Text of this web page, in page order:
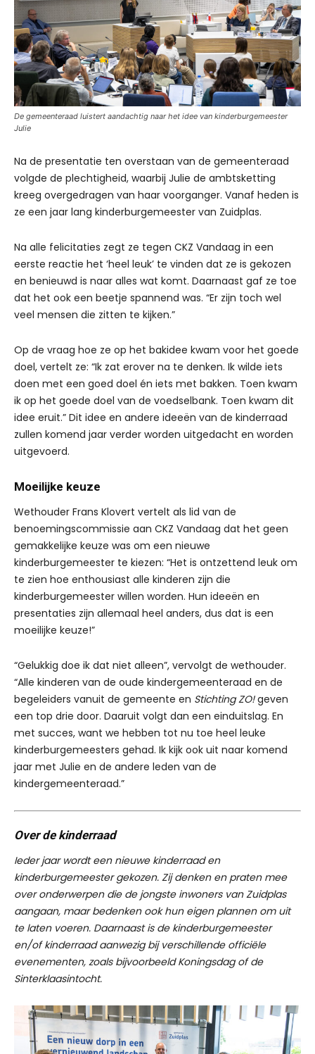
De gemeenteraad luistert aandachtig naar het idee van kinderburgemeester
Julie
Na de presentatie ten overstaan van de gemeenteraad
volgde de plechtigheid, waarbij Julie de ambtsketting
kreeg overgedragen van haar voorganger. Vanaf heden is
ze een jaar lang kinderburgemeester van Zuidplas.
Na alle felicitaties zegt ze tegen CKZ Vandaag in een
eerste reactie het ‘heel leuk’ te vinden dat ze is gekozen
en benieuwd is naar alles wat komt. Daarnaast gaf ze toe
dat het ook een beetje spannend was. “Er zijn toch wel
veel mensen die zitten te kijken.”
Op de vraag hoe ze op het bakidee kwam voor het goede
doel, vertelt ze: “Ik zat erover na te denken. Ik wilde iets
doen met een goed doel én iets met bakken. Toen kwam
ik op het goede doel van de voedselbank. Toen kwam dit
idee eruit.” Dit idee en andere ideeën van de kinderraad
zullen komend jaar verder worden uitgedacht en worden
uitgevoerd.
Moeilijke keuze
Wethouder Frans Klovert vertelt als lid van de
benoemingscommissie aan CKZ Vandaag dat het geen
gemakkelijke keuze was om een nieuwe
kinderburgemeester te kiezen: “Het is ontzettend leuk om
te zien hoe enthousiast alle kinderen zijn die
kinderburgemeester willen worden. Hun ideeën en
presentaties zijn allemaal heel anders, dus dat is een
moeilijke keuze!”
“Gelukkig doe ik dat niet alleen”, vervolgt de wethouder.
“Alle kinderen van de oude kindergemeenteraad en de
begeleiders vanuit de gemeente en Stichting ZO!geven
een top drie door. Daaruit volgt dan een einduitslag. En
met succes, want we hebben tot nu toe heel leuke
kinderburgemeesters gehad. Ik kijk ook uit naar komend
jaar met Julie en de andere leden van de
kindergemeenteraad.”
Over de kinderraad
Ieder jaar wordt een nieuwe kinderraad en
kinderburgemeester gekozen. Zij denken en praten mee
over onderwerpen die de jongste inwoners van Zuidplas
aangaan, maar bedenken ook hun eigen plannen om uit
te laten voeren. Daarnaast is de kinderburgemeester
en/of kinderraad aanwezig bij verschillende officiële
evenementen, zoals bijvoorbeeld Koningsdag of de
Sinterklaasintocht.